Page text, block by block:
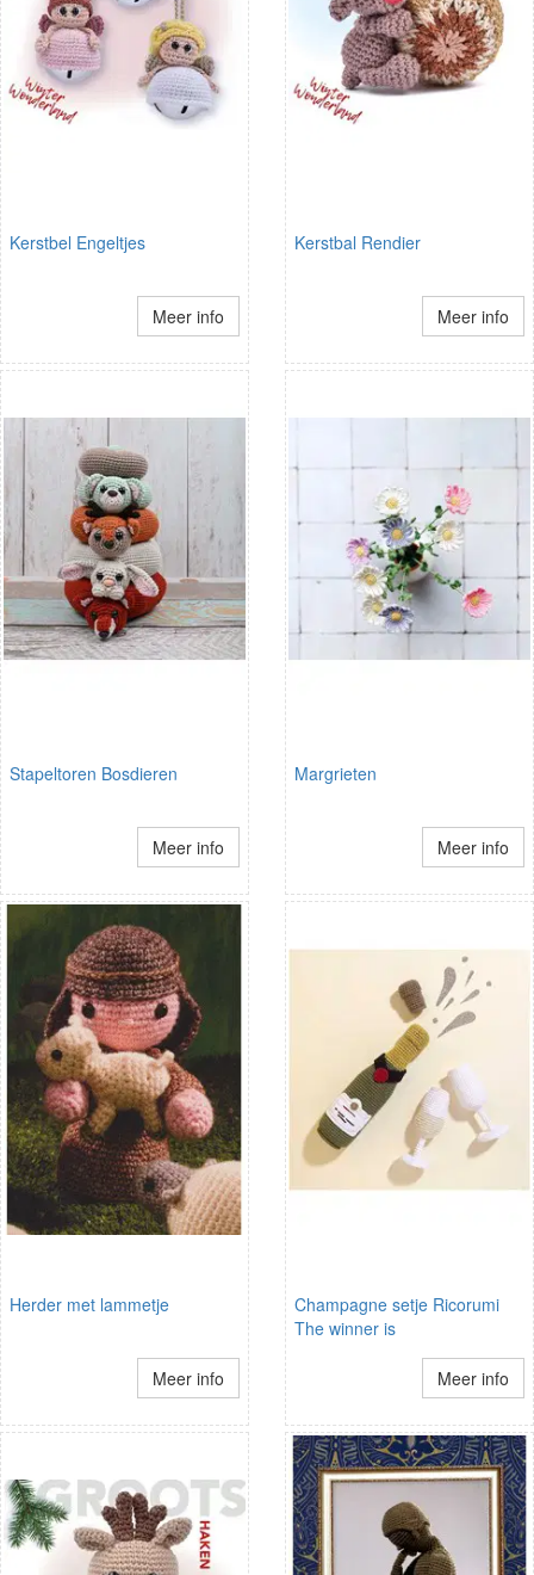
Kerstbel Engeltjes
Meer info
Kerstbal Rendier
Meer info
Stapeltoren Bosdieren
Meer info
Margrieten
Meer info
Herder met lammetje
Meer info
Champagne setje Ricorumi
The winner is
Meer info